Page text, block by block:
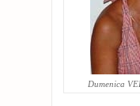
Dumenica